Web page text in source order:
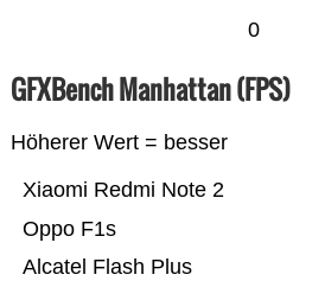
0
GFXBench Manhattan (FPS)
Höherer Wert = besser
Alcatel Flash Plus
Oppo F1s
Xiaomi Redmi Note 2